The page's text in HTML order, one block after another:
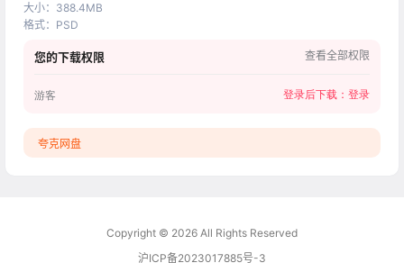
大小： 388.4MB
格式： PSD
您的下载权限 查看全部权限
游客 登录后下载： 登录
夸克网盘
Copyright © 2026 All Rights Reserved
沪ICP备2023017885号-3